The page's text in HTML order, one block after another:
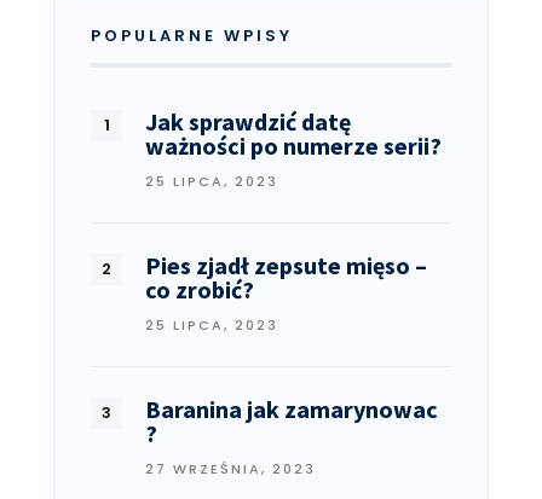
POPULARNE WPISY
Jak sprawdzić datę
ważności po numerze serii?
25 LIPCA, 2023
Pies zjadł zepsute mięso –
co zrobić?
25 LIPCA, 2023
Baranina jak zamarynowac
?
27 WRZEŚNIA, 2023